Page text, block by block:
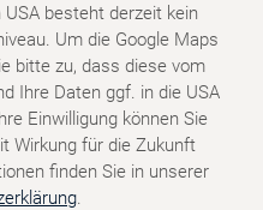
besteht derzeit kein
Um die Google Maps
bitte zu, dass diese vom
Ihre Daten ggf. in die USA
Einwilligung können Sie
Wirkung für die Zukunft
finden Sie in unserer
.